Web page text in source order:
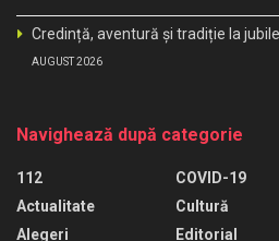
Credință, aventură și tradiție la
AUGUST 2026
Navighează după categorie
112
Actualitate
Alegeri
COVID-19
Cultură
Editorial